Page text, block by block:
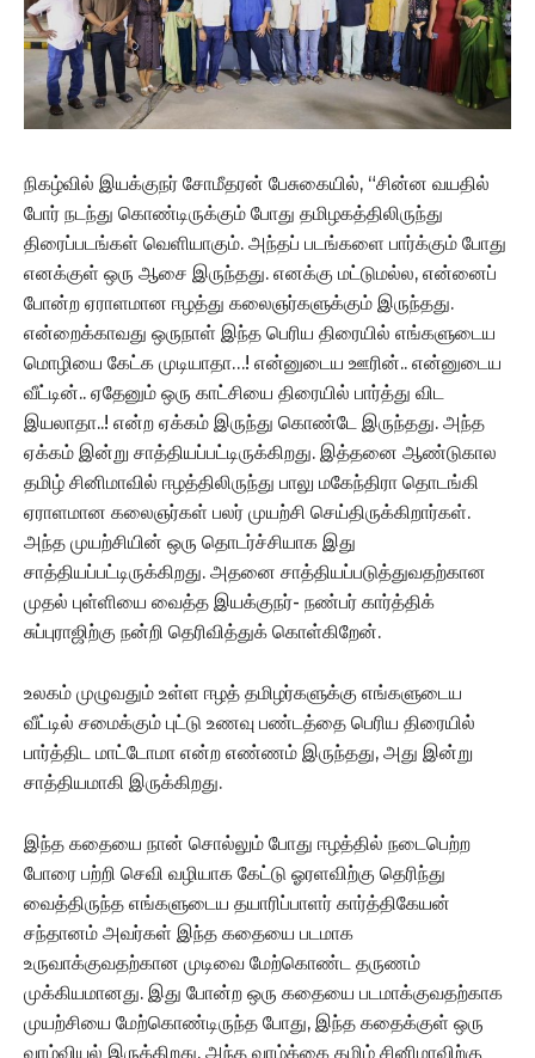
நிகழ்வில் இயக்குநர் சோமீதரன் பேசுகையில், “சின்ன வயதில்
போர் நடந்து கொண்டிருக்கும் போது தமிழகத்திலிருந்து
திரைப்படங்கள் வெளியாகும். அந்தப் படங்களை பார்க்கும் போது
எனக்குள் ஒரு ஆசை இருந்தது. எனக்கு மட்டுமல்ல, என்னைப்
போன்ற ஏராளமான ஈழத்து கலைஞர்களுக்கும் இருந்தது.
என்றைக்காவது ஒருநாள் இந்த பெரிய திரையில் எங்களுடைய
மொழியை கேட்க முடியாதா…! என்னுடைய ஊரின்.. என்னுடைய
வீட்டின்.. ஏதேனும் ஒரு காட்சியை திரையில் பார்த்து விட
இயலாதா..! என்ற ஏக்கம் இருந்து கொண்டே இருந்தது. அந்த
ஏக்கம் இன்று சாத்தியப்பட்டிருக்கிறது. இத்தனை ஆண்டுகால
தமிழ் சினிமாவில் ஈழத்திலிருந்து பாலு மகேந்திரா தொடங்கி
ஏராளமான கலைஞர்கள் பலர் முயற்சி செய்திருக்கிறார்கள்.
அந்த முயற்சியின் ஒரு தொடர்ச்சியாக இது
சாத்தியப்பட்டிருக்கிறது. அதனை சாத்தியப்படுத்துவதற்கான
முதல் புள்ளியை வைத்த இயக்குநர்- நண்பர் கார்த்திக்
சுப்புராஜிற்கு நன்றி தெரிவித்துக் கொள்கிறேன்.
உலகம் முழுவதும் உள்ள ஈழத் தமிழர்களுக்கு எங்களுடைய
வீட்டில் சமைக்கும் புட்டு உணவு பண்டத்தை பெரிய திரையில்
பார்த்திட மாட்டோமா என்ற எண்ணம் இருந்தது, அது இன்று
சாத்தியமாகி இருக்கிறது.
இந்த கதையை நான் சொல்லும் போது ஈழத்தில் நடைபெற்ற
போரை பற்றி செவி வழியாக கேட்டு ஓரளவிற்கு தெரிந்து
வைத்திருந்த எங்களுடைய தயாரிப்பாளர் கார்த்திகேயன்
சந்தானம் அவர்கள் இந்த கதையை படமாக
உருவாக்குவதற்கான முடிவை மேற்கொண்ட தருணம்
முக்கியமானது. இது போன்ற ஒரு கதையை படமாக்குவதற்காக
முயற்சியை மேற்கொண்டிருந்த போது, இந்த கதைக்குள் ஒரு
வாழ்வியல் இருக்கிறது, அந்த வாழ்க்கை தமிழ் சினிமாவிற்கு